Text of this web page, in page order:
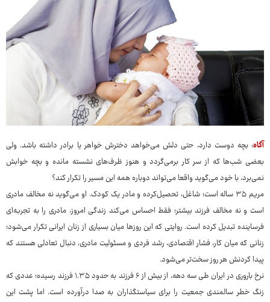
آگاه: بچه دوست دارد، حتی دلش می‌خواهد دخترش خواهر یا برادر داشته باشد. ولی
بعضی شب‌ها که از سر کار برمی‌گردد و هنوز ظرف‌های نشسته مانده و بچه خوابش
نمی‌برد، با خود می‌گوید واقعا می‌تواند دوباره همه این مسیر را تکرار کند؟
مریم ۳۵ ساله است؛ شاغل، تحصیل‌کرده و مادر یک کودک. او می‌گوید نه مخالف مادری
است و نه مخالف فرزند بیشتر؛ فقط احساس می‌کند زندگی امروز، مادری را به تجربه‌ای
فرساینده تبدیل کرده است. روایتی که این روزها میان بسیاری از زنان ایرانی تکرار می‌شود؛
زنانی که میان کار، فشار اقتصادی، رشد فردی و مسئولیت مادری، دنبال تعادلی هستند که
پیدا کردنش هر روز سخت‌تر می‌شود.
نرخ باروری در ایران طی سه دهه، از بیش از ۶ فرزند به حدود ۱.۳۵ فرزند رسیده؛ عددی که
زنگ خطر سالمندی جمعیت را برای سیاستگذاران به صدا درآورده است. اما پشت این